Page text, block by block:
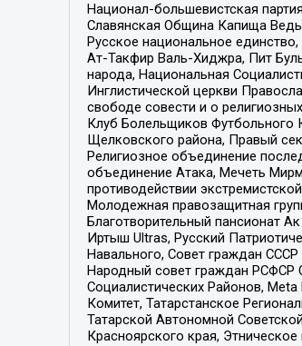
Национал-большевистская
Славянская Община Капища
Русское национальное
Ат-Такфир Валь-Хиджра, Пит
народа, Национальная
Инглистической церкви
свободе совести и о
Клуб Болельщиков Футбольного
Щелковского района, Правый
Религиозное объединение
объединение Атака, Мечеть
противодействии
Молодежная правозащитная
Благотворительный пансионат
Иртыш Ultras, Русский
Навального, Совет граждан
Народный совет граждан РСФСР
Социалистических Районов,
Комитет, Татарстанское
Татарской Автономной
Красноярского края,